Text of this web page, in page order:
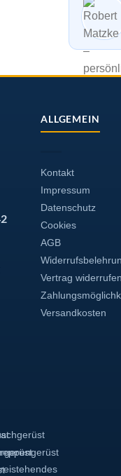
ALLGEMEIN
Kontakt
Impressum
Datenschutz
Cookies
AGB
Vertrag widerrufen
Versandkosten